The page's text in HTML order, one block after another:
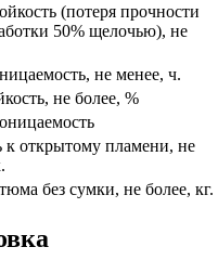
(потеря прочности
50% щелочью), не
не менее, ч.
не более, %
к открытому пламени, не
без сумки, не более, кг.